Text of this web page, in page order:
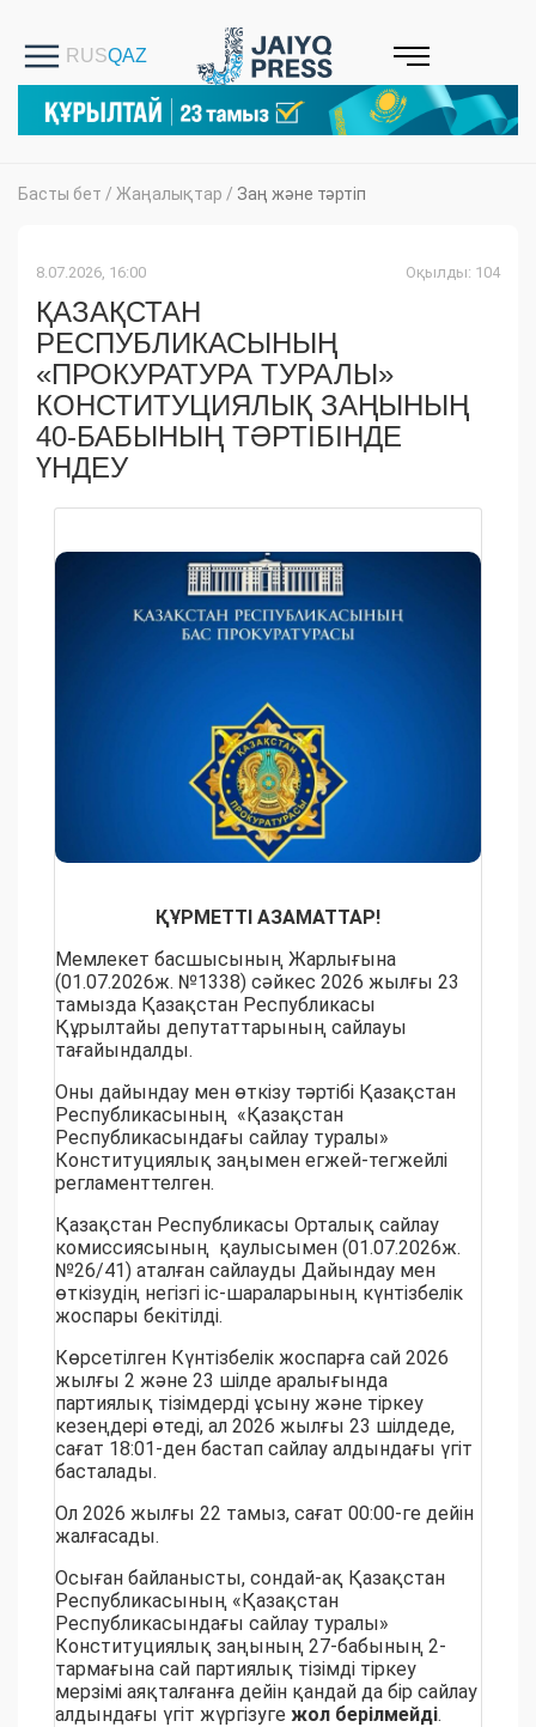
Басты бет / Жаңалықтар / Заң және тәртіп
8.07.2026, 16:00 Оқылды: 104
ҚАЗАҚСТАН
РЕСПУБЛИКАСЫНЫҢ
«ПРОКУРАТУРА ТУРАЛЫ»
КОНСТИТУЦИЯЛЫҚ ЗАҢЫНЫҢ
40-БАБЫНЫҢ ТӘРТІБІНДЕ
ҮНДЕУ
ҚҰРМЕТТІ АЗАМАТТАР!
Мемлекет басшысының Жарлығына
(01.07.2026ж. №1338) сәйкес 2026 жылғы 23
тамызда Қазақстан Республикасы
Құрылтайы депутаттарының сайлауы
тағайындалды.
Оны дайындау мен өткізу тәртібі Қазақстан
Республикасының «Қазақстан
Республикасындағы сайлау туралы»
Конституциялық заңымен егжей-тегжейлі
регламенттелген.
Қазақстан Республикасы Орталық сайлау
комиссиясының қаулысымен (01.07.2026ж.
№26/41) аталған сайлауды Дайындау мен
өткізудің негізгі іс-шараларының күнтізбелік
жоспары бекітілді.
Көрсетілген Күнтізбелік жоспарға сай 2026
жылғы 2 және 23 шілде аралығында
партиялық тізімдерді ұсыну және тіркеу
кезеңдері өтеді, ал 2026 жылғы 23 шілдеде,
сағат 18:01-ден бастап сайлау алдындағы үгiт
басталады.
Ол 2026 жылғы 22 тамыз, сағат 00:00-ге дейін
жалғасады.
Осыған байланысты, сондай-ақ Қазақстан
Республикасының «Қазақстан
Республикасындағы сайлау туралы»
Конституциялық заңының 27-бабының 2-
тармағына сай партиялық тізімді тіркеу
мерзімі аяқталғанға дейін қандай да бір сайлау
алдындағы үгiт жүргізуге жол берілмейді.